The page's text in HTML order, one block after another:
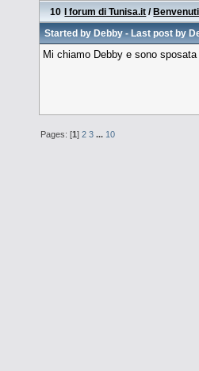
10 I forum di Tunisa.it /
Started byDebby- Last post by
Mi chiamo Debby e sono
Pages: [1]2 3 ... 10